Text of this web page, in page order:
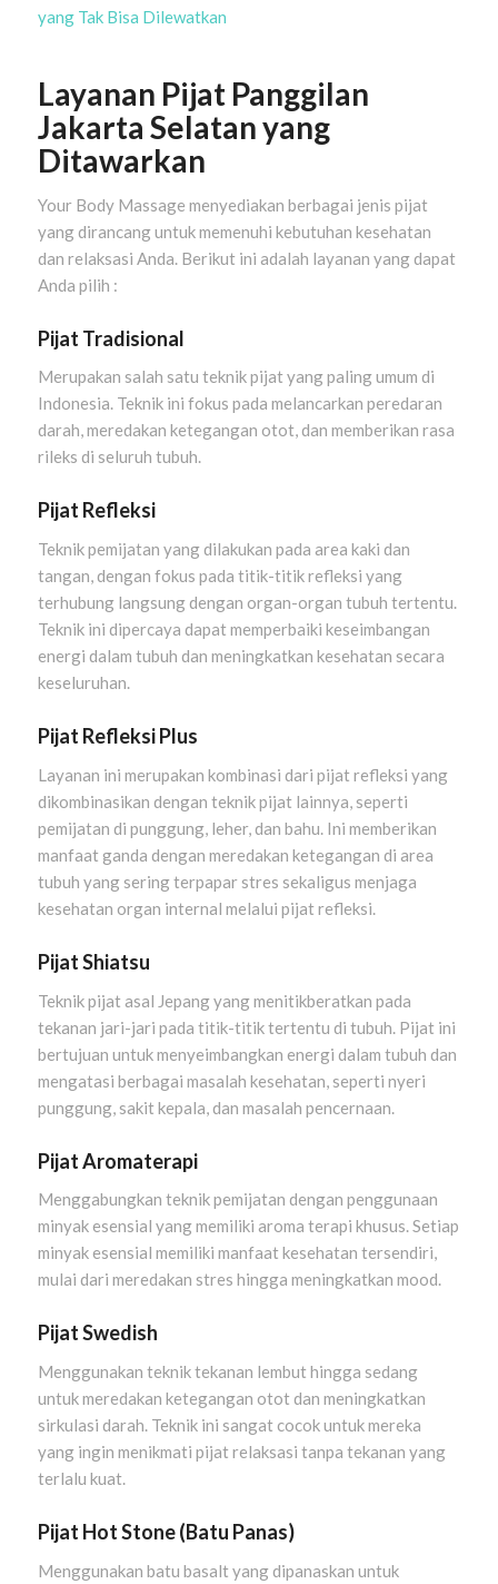
yang Tak Bisa Dilewatkan
Layanan Pijat Panggilan
Jakarta Selatan yang
Ditawarkan
Your Body Massage menyediakan berbagai jenis pijat
yang dirancang untuk memenuhi kebutuhan kesehatan
dan relaksasi Anda. Berikut ini adalah layanan yang dapat
Anda pilih :
Pijat Tradisional
Merupakan salah satu teknik pijat yang paling umum di
Indonesia. Teknik ini fokus pada melancarkan peredaran
darah, meredakan ketegangan otot, dan memberikan rasa
rileks di seluruh tubuh.
Pijat Refleksi
Teknik pemijatan yang dilakukan pada area kaki dan
tangan, dengan fokus pada titik-titik refleksi yang
terhubung langsung dengan organ-organ tubuh tertentu.
Teknik ini dipercaya dapat memperbaiki keseimbangan
energi dalam tubuh dan meningkatkan kesehatan secara
keseluruhan.
Pijat Refleksi Plus
Layanan ini merupakan kombinasi dari pijat refleksi yang
dikombinasikan dengan teknik pijat lainnya, seperti
pemijatan di punggung, leher, dan bahu. Ini memberikan
manfaat ganda dengan meredakan ketegangan di area
tubuh yang sering terpapar stres sekaligus menjaga
kesehatan organ internal melalui pijat refleksi.
Pijat Shiatsu
Teknik pijat asal Jepang yang menitikberatkan pada
tekanan jari-jari pada titik-titik tertentu di tubuh. Pijat ini
bertujuan untuk menyeimbangkan energi dalam tubuh dan
mengatasi berbagai masalah kesehatan, seperti nyeri
punggung, sakit kepala, dan masalah pencernaan.
Pijat Aromaterapi
Menggabungkan teknik pemijatan dengan penggunaan
minyak esensial yang memiliki aroma terapi khusus. Setiap
minyak esensial memiliki manfaat kesehatan tersendiri,
mulai dari meredakan stres hingga meningkatkan mood.
Pijat Swedish
Menggunakan teknik tekanan lembut hingga sedang
untuk meredakan ketegangan otot dan meningkatkan
sirkulasi darah. Teknik ini sangat cocok untuk mereka
yang ingin menikmati pijat relaksasi tanpa tekanan yang
terlalu kuat.
Pijat Hot Stone (Batu Panas)
Menggunakan batu basalt yang dipanaskan untuk